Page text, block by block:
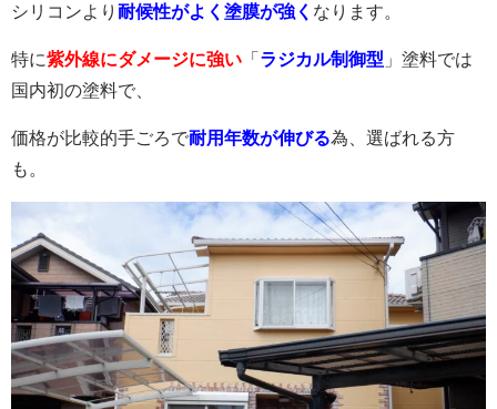
シリコンより 耐候性がよく塗膜が強く なります。
特に紫外線にダメージに強い 「 ラジカル制御型 」塗料では
国内初の塗料で、
価格が比較的手ごろで耐用年数が伸びる為、選ばれる方
も。